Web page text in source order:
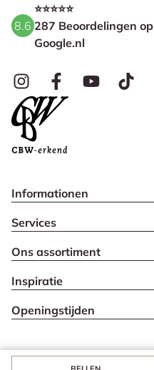
8.6
⭐⭐⭐⭐⭐
287 Beoordelingen op
Google.nl
Informationen
Services
Ons assortiment
Inspiratie
Openingstijden